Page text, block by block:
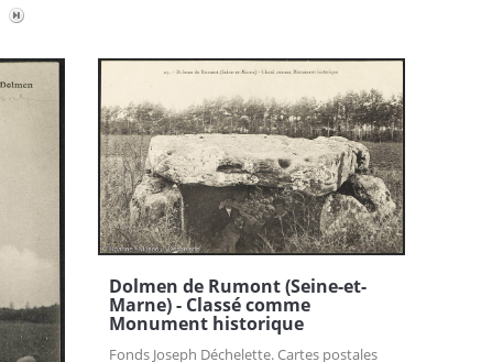
Dolmen de Rumont (Seine-et-
Marne) - Classé comme
Monument historique
Fonds Joseph Déchelette. Cartes postales